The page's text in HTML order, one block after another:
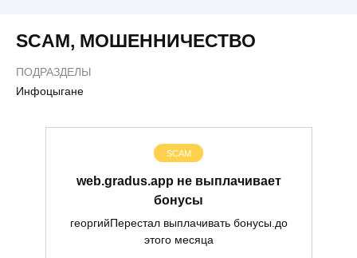
SCAM, МОШЕННИЧЕСТВО
ПОДРАЗДЕЛЫ
Инфоцыгане
SCAM
web.gradus.app не выплачивает
бонусы
георгийПерестал выплачивать бонусы.до
этого месяца